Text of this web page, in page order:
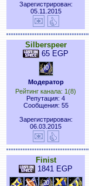
Зарегистрирован:
05.11.2015
Silberspeer
65 EGP
Модератор
Рейтинг канала: 1(8)
Репутация: 4
Сообщения: 55
Зарегистрирован:
06.03.2015
Finist
1841 EGP